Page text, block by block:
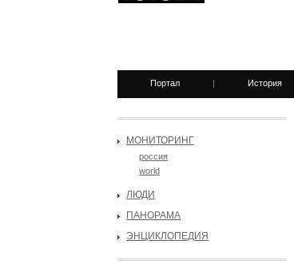
Портал | История
МОНИТОРИНГ
россия
world
ЛЮДИ
ПАНОРАМА
ЭНЦИКЛОПЕДИЯ